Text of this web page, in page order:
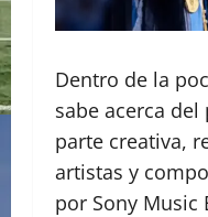
Dentro de la
sabe acerca
parte creativa,
artistas y
por Sony Music